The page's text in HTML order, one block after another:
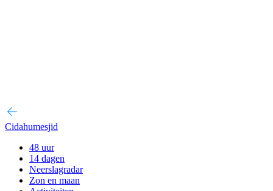
Cidahumesjid
48 uur
14 dagen
Neerslagradar
Zon en maan